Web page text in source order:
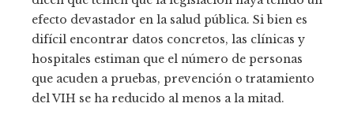
efecto devastador en la salud pública. Si bien es
difícil encontrar datos concretos, las clínicas y
hospitales estiman que el número de personas
que acuden a pruebas, prevención o tratamiento
del VIH se ha reducido al menos a la mitad.